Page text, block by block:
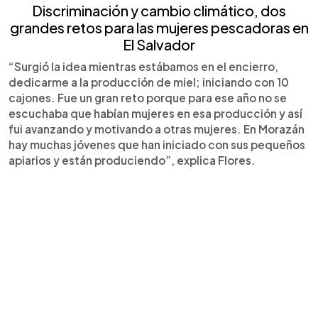
Discriminación y cambio climático, dos
grandes retos para las mujeres pescadoras en
El Salvador
“Surgió la idea mientras estábamos en el encierro,
dedicarme a la producción de miel; iniciando con 10
cajones. Fue un gran reto porque para ese año no se
escuchaba que habían mujeres en esa producción y así
fui avanzando y motivando a otras mujeres. En Morazán
hay muchas jóvenes que han iniciado con sus pequeños
apiarios y están produciendo”, explica Flores.